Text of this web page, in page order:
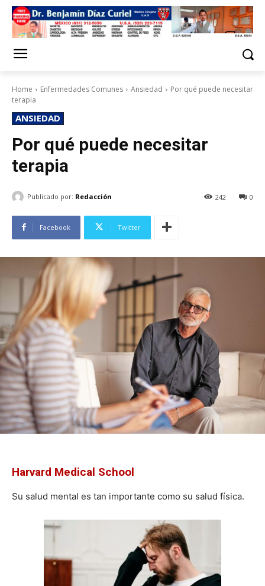
Home Enfermedades Comunes Ansiedad
Por qué puede necesitar
terapia
ANSIEDAD
Por qué puede necesitar
terapia
Publicado por: Redacción 0
242
Facebook Twitter
Harvard Medical School
Su salud mental es tan importante como su salud física.